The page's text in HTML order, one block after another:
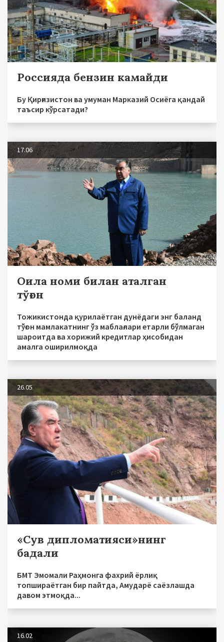
Россияда бензин камайди
Бу Қирғизистон ва умуман Марказий Осиёга қандай
таъсир кўрсатади?
17.06
Оила номи билан аталган
тўғон
Тожикистонда қурилаётган дунёдаги энг баланд
тўғон мамлакатнинг ўз маблағлари етарли бўлмаган
шароитда ва хорижий кредитлар ҳисобидан
амалга оширилмоқда
26.05
«Сув дипломатияси»нинг
бадали
БМТ Эмомали Раҳмонга фахрий ёрлиқ
топшираётган бир пайтда, Амударё саёзлашда
давом этмоқда...
16.02